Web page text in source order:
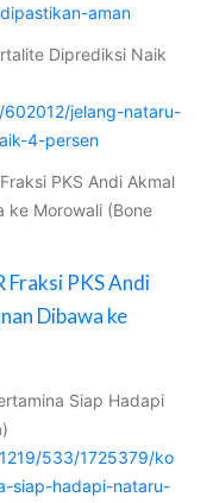
aman
Diprediksi Naik
jelang-nataru-
4-persen
PKS Andi Akmal
ke Morowali (Bone
Fraksi PKS Andi
Dibawa ke
Siap Hadapi
533/1725379/ko
siap-hadapi-nataru-